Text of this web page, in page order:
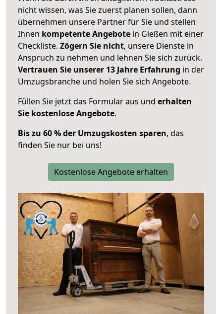
nicht wissen, was Sie zuerst planen sollen, dann
übernehmen unsere Partner für Sie und stellen
Ihnen kompetente Angebote in Gießen mit einer
Checkliste. Zögern Sie nicht, unsere Dienste in
Anspruch zu nehmen und lehnen Sie sich zurück.
Vertrauen Sie unserer 13 Jahre Erfahrung in der
Umzugsbranche und holen Sie sich Angebote.
Füllen Sie jetzt das Formular aus und erhalten
Sie kostenlose Angebote.
Bis zu 60 % der Umzugskosten sparen, das
finden Sie nur bei uns!
Kostenlose Angebote erhalten